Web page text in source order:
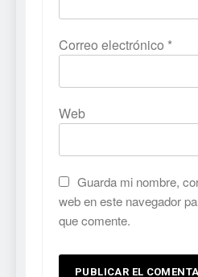
Correo electrónico *
Web
Guarda mi nombre,
web en este navegador
que comente.